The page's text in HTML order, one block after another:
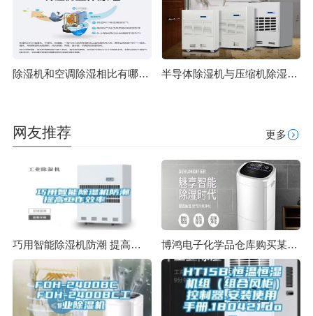
除湿机和空调除湿相比有哪些优势？ 半导体除湿机与压缩机除湿机的对比
网友推荐 更多
巧用智能除湿机防潮 提高工作效率 博鸿电子化学品仓库购买某品牌组合式转轮除湿机项目